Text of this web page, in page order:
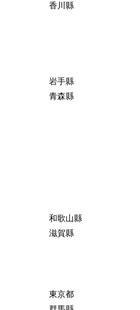
香川縣
岩手縣
青森縣
和歌山縣
滋賀縣
東京都